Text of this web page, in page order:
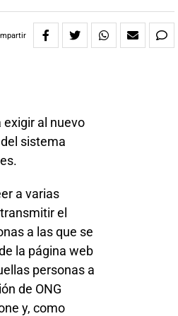
exigir al nuevo
sistema
a varias
el
a las que se
la página web
personas a
de ONG
y, como